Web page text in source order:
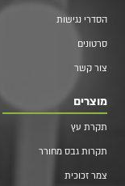
הסדרי נגישות
סרטונים
צור קשר
מוצרים
תקרת עץ
תקרות גבס מחורר
צמר זכוכית